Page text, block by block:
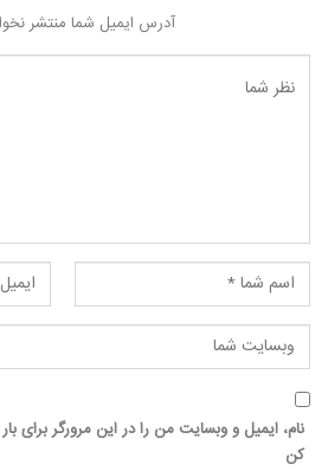
آدرس ایمیل شما منتشر
نام، ایمیل و وبسایت من را در این مرورگر برای
کن